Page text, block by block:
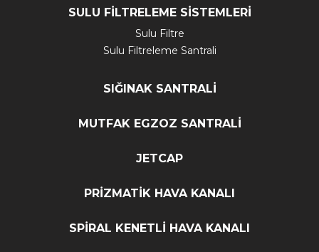
SULU FİLTRELEME SİSTEMLERİ
Sulu Filtre
Sulu Filtreleme Santrali
SIĞINAK SANTRALİ
MUTFAK EGZOZ SANTRALİ
JETCAP
PRİZMATİK HAVA KANALI
SPİRAL KENETLİ HAVA KANALI